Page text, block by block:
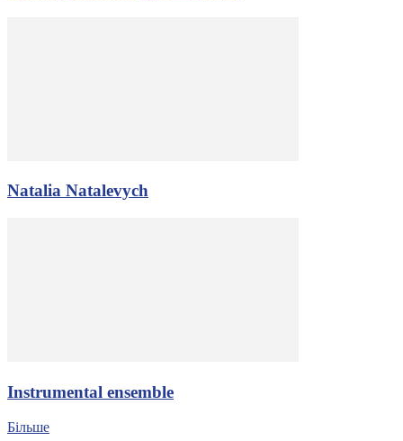
Natalia Natalevych
Іnstrumental ensemble
Більше